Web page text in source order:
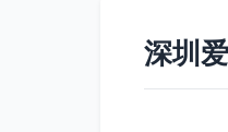
深圳